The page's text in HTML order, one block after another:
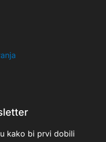
kako bi prvi dobili